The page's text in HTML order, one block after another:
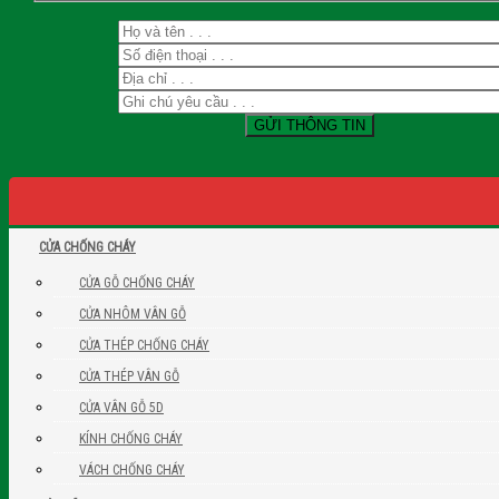
CỬA CHỐNG CHÁY
CỬA GỖ CHỐNG CHÁY
CỬA NHÔM VÂN GỖ
CỬA THÉP CHỐNG CHÁY
CỬA THÉP VÂN GỖ
CỬA VÂN GỖ 5D
KÍNH CHỐNG CHÁY
VÁCH CHỐNG CHÁY